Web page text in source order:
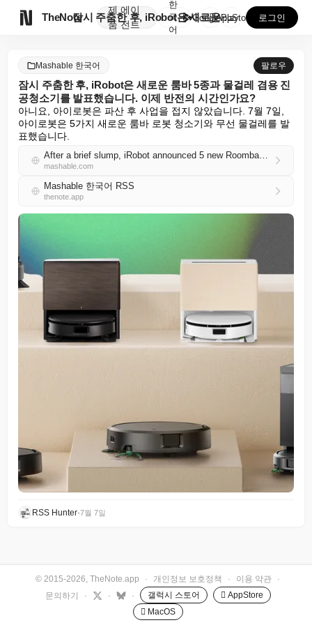
TheNote
제
품
에이
전트
잠시 주춤한 후, iRobot은 새로운 룸바 5종과 물...
한
국
어
GooglePlay
AppStore 로그인
Mashable 한국어 팔로우
잠시 주춤한 후, iRobot은 새로운 룸바 5종과 물걸레 겸용 진
공청소기를 발표했습니다. 이제 반전의 시간인가요?
아니요, 아이로봇은 파산 후 사업을 접지 않았습니다. 7월 7일,
아이로봇은 5가지 새로운 룸바 로봇 청소기와 무선 물걸레를 발
표했습니다.
After a brief slump, iRobot announced 5 new Roombas and a wet dry vacuum. Is it redemption arc time?
mashable.com
Mashable 한국어 RSS
thenote.app
RSS Hunter•7월 7일
© 2015-2026, TheNote.app · 개인정보 보호정책 · 이용 약관
·
문의하기
· · · 갤럭시 스토어
 AppStore
 MacOS